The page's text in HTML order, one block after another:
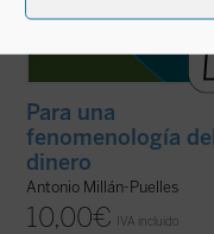
Para una
fenomenología del
dinero
Antonio Millán-Puelles
10,00€ IVA incluido